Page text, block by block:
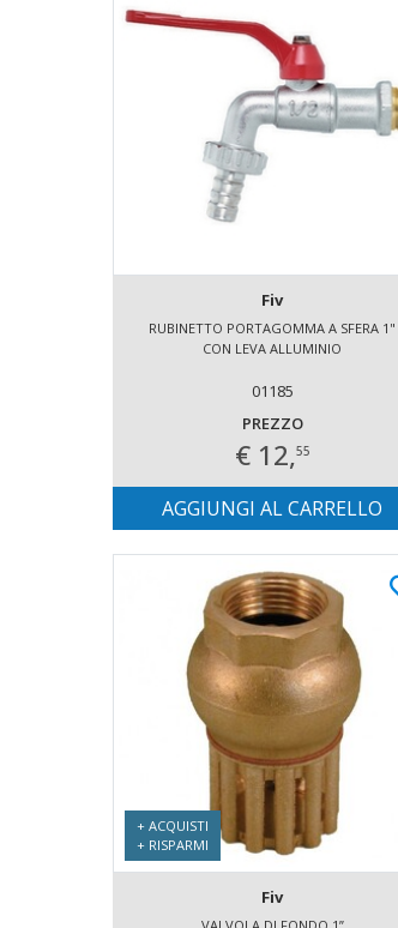
Fiv
RUBINETTO PORTAGOMMA A SFERA 1"
CON LEVA ALLUMINIO
01185
PREZZO
€ 12,55
AGGIUNGI AL CARRELLO
+ ACQUISTI
+ RISPARMI
Fiv